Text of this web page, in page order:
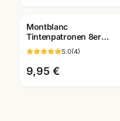
Montblanc
Tintenpatronen 8er
Pack · alle Farben ·
passend für Montblanc
Füller
5.0(4)
9,95 €